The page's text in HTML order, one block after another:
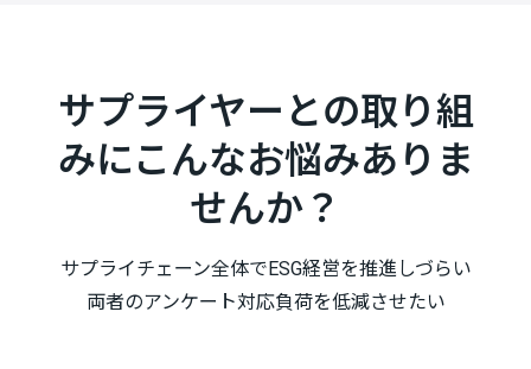
サプライヤーとの取り組
みにこんなお悩みありま
せんか？
サプライチェーン全体でESG経営を推進しづらい
両者のアンケート対応負荷を低減させたい